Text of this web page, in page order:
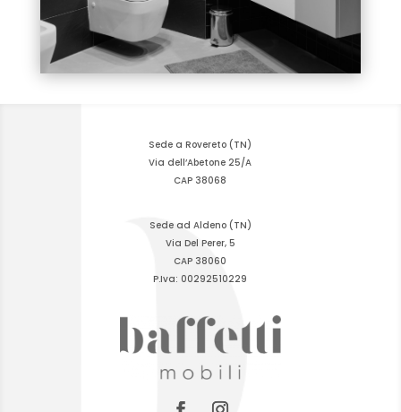
Sede a Rovereto (TN)
Via dell’Abetone 25/A
CAP 38068
Sede ad Aldeno (TN)
Via Del Perer, 5
CAP 38060
P.Iva: 00292510229